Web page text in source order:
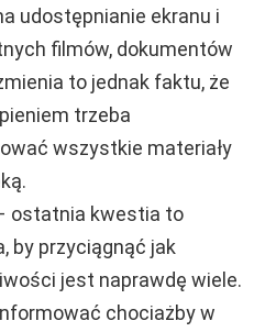
udostępnianie ekranu i
filmów, dokumentów
to jednak faktu, że
trzeba
wszystkie materiały
ostatnia kwestia to
by przyciągnąć jak
jest naprawdę wiele.
chociażby w